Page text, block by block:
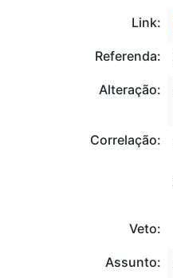
Link:
Referenda:
Alteração:
Correlação:
Veto:
Assunto: